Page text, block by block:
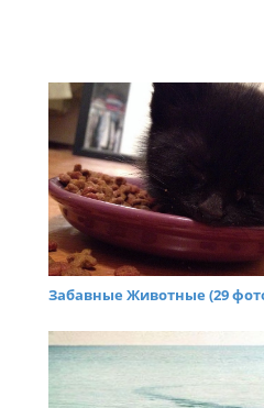
Забавные Животные (29